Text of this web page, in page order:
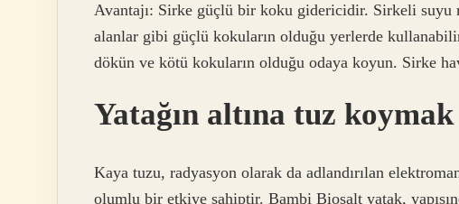
Avantajı: Sirke güçlü bir koku gidericidir. Sirkeli suyu
alanlar gibi güçlü kokuların olduğu yerlerde
dökün ve kötü kokuların olduğu odaya koyun. Sirke
Yatağın altına tuz
Kaya tuzu, radyasyon olarak da adlandırılan
olumlu bir etkiye sahiptir. Bambi Biosalt yatak,